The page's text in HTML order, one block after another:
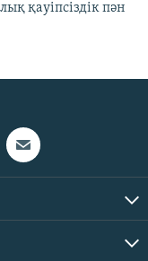
қауіпсіздік пән